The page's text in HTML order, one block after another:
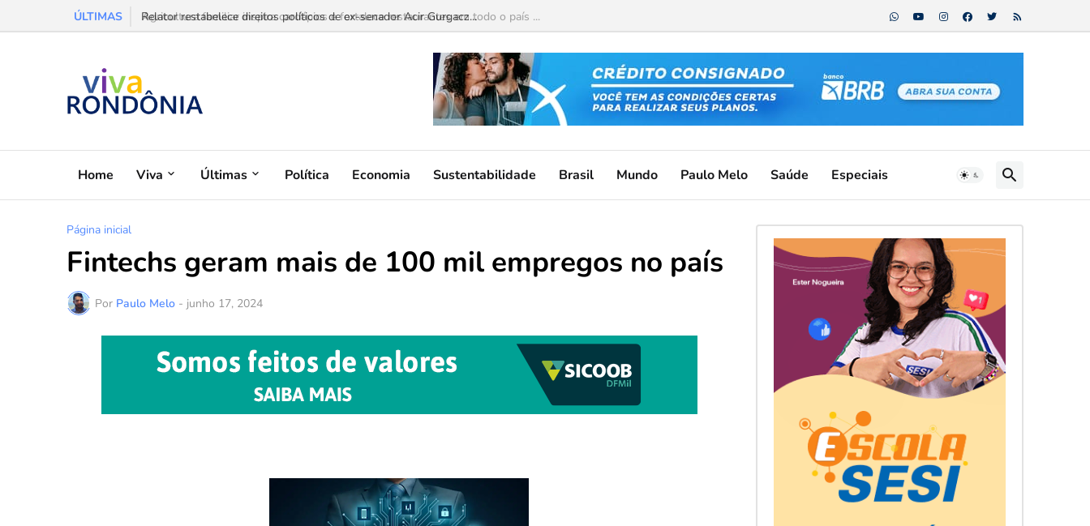
ÚLTIMAS Agricultura familiar inspira cardápios e fortalece restaurantes em todo o país ...
Home Viva Últimas Política Economia Sustentabilidade Brasil Mundo Paulo Melo Saúde Especiais
Página inicial
Fintechs geram mais de 100 mil empregos no país
Por Paulo Melo - junho 17, 2024